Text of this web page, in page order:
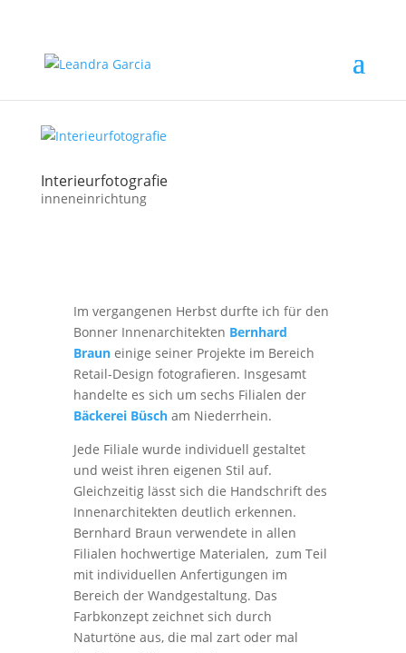
Interieurfotografie
inneneinrichtung
Im vergangenen Herbst durfte ich für den
Bonner Innenarchitekten Bernhard
Brauneinige seiner Projekte im Bereich
Retail-Design fotografieren. Insgesamt
handelte es sich um sechs Filialen der
Bäckerei Büscham Niederrhein.
Jede Filiale wurde individuell gestaltet
und weist ihren eigenen Stil auf.
Gleichzeitig lässt sich die Handschrift des
Innenarchitekten deutlich erkennen.
Bernhard Braun verwendete in allen
Filialen hochwertige Materialen, zum Teil
mit individuellen Anfertigungen im
Bereich der Wandgestaltung. Das
Farbkonzept zeichnet sich durch
Naturtöne aus, die mal zart oder mal